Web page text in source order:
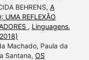
BEHRENS, A
UMA REFLEXÃO
, Linguagens,
Machado, Paula da
Santana, OS